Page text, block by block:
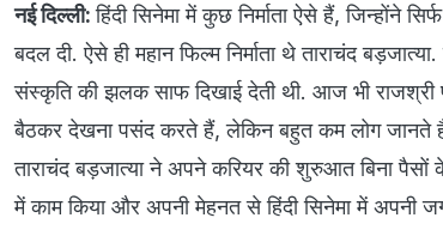
नई दिल्ली: हिंदी सिनेमा में कुछ निर्माता ऐसे हैं, जिन्होंने
बदल दी. ऐसे ही महान फिल्म निर्माता थे ताराचंद
संस्कृति की झलक साफ दिखाई देती थी. आज भी राजश्री
बैठकर देखना पसंद करते हैं, लेकिन बहुत कम लोग जानते हैं
ताराचंद बड़जात्या ने अपने करियर की शुरुआत बिना पैसों
में काम किया और अपनी मेहनत से हिंदी सिनेमा में अपनी